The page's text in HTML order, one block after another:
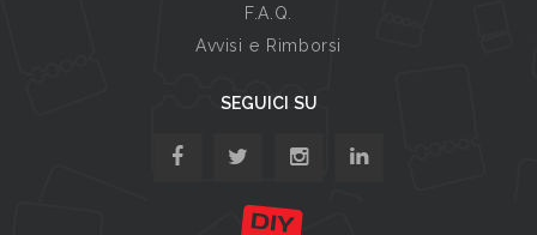
F.A.Q.
Avvisi e Rimborsi
SEGUICI SU